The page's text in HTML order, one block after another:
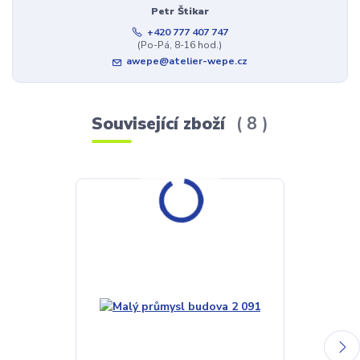
Petr Štikar
+420 777 407 747
(Po-Pá, 8-16 hod.)
awepe@atelier-wepe.cz
Související zboží 8